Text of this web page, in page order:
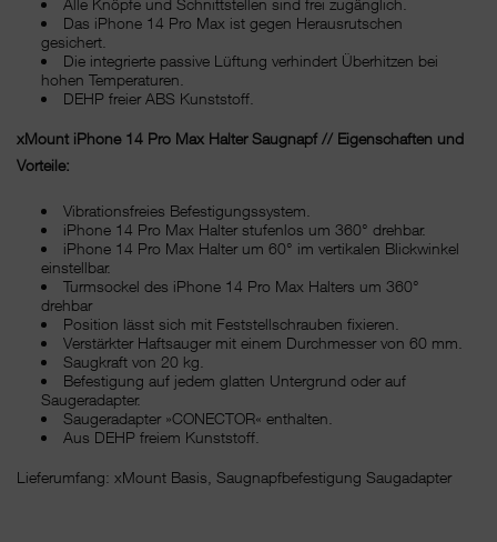
Das iPhone 14 Pro Max ist gegen Herausrutschen
gesichert.
Die integrierte passive Lüftung verhindert Überhitzen bei
hohen Temperaturen.
DEHP freier ABS Kunststoff.
xMount iPhone 14 Pro Max Halter Saugnapf // Eigenschaften und
Vorteile:
Vibrationsfreies Befestigungssystem.
iPhone 14 Pro Max Halter stufenlos um 360° drehbar.
iPhone 14 Pro Max Halter um 60° im vertikalen Blickwinkel
einstellbar.
Turmsockel des iPhone 14 Pro Max Halters um 360°
drehbar
Position lässt sich mit Feststellschrauben fixieren.
Verstärkter Haftsauger mit einem Durchmesser von 60 mm.
Saugkraft von 20 kg.
Befestigung auf jedem glatten Untergrund oder auf
Saugeradapter.
Saugeradapter »CONECTOR« enthalten.
Aus DEHP freiem Kunststoff.
Lieferumfang: xMount Basis, Saugnapfbefestigung Saugadapter